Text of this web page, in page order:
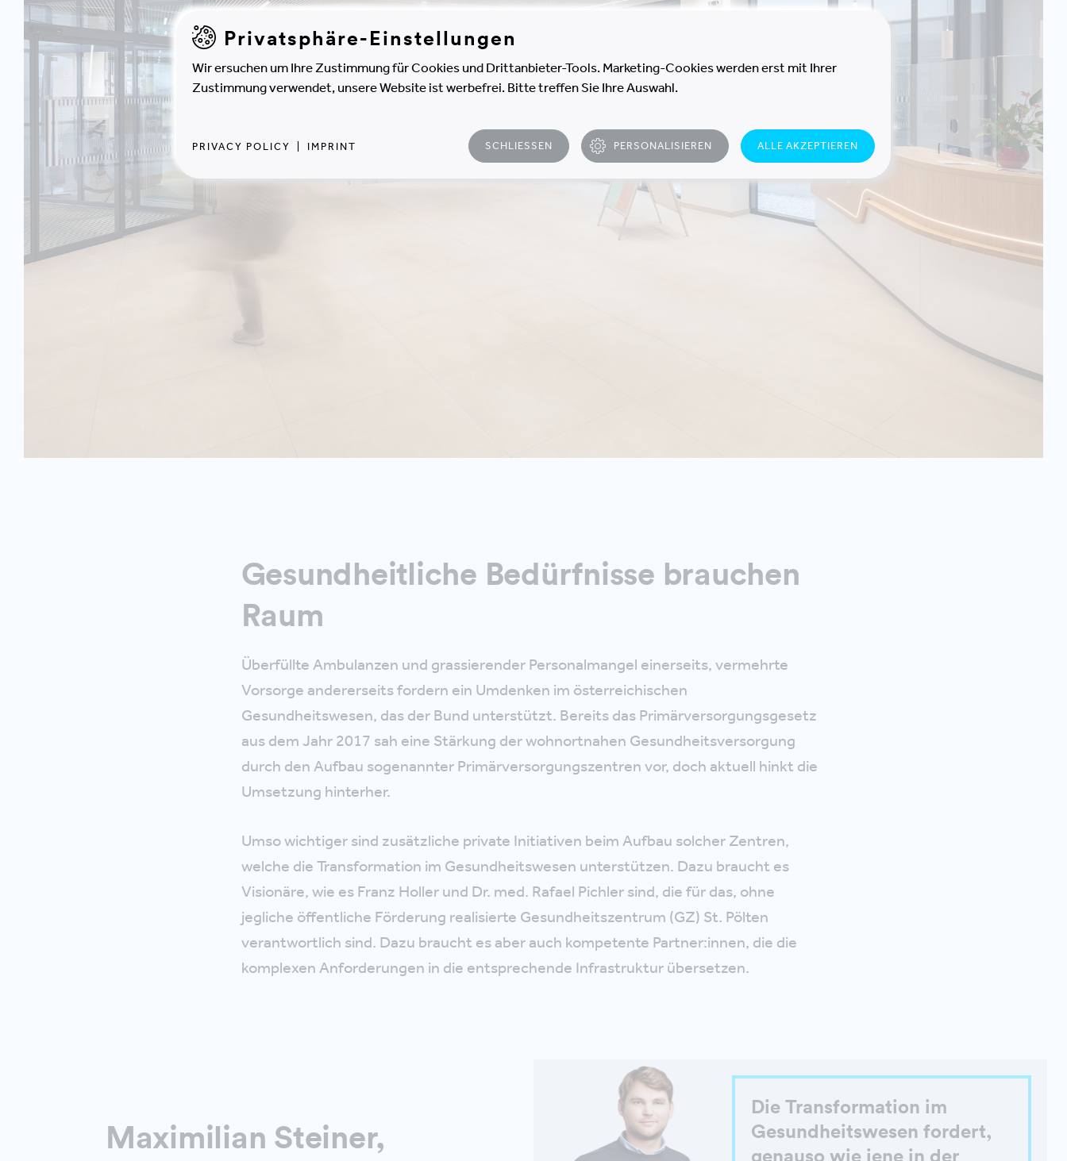
Gesundheitliche Bedürfnisse brauchen
Raum
Überfüllte Ambulanzen und grassierender Personalmangel einerseits, vermehrte
Vorsorge andererseits fordern ein Umdenken im österreichischen
Gesundheitswesen, das der Bund unterstützt. Bereits das Primärversorgungsgesetz
aus dem Jahr 2017 sah eine Stärkung der wohnortnahen Gesundheitsversorgung
durch den Aufbau sogenannter Primärversorgungszentren vor, doch aktuell hinkt die
Umsetzung hinterher.
Umso wichtiger sind zusätzliche private Initiativen beim Aufbau solcher Zentren,
welche die Transformation im Gesundheitswesen unterstützen. Dazu braucht es
Visionäre, wie es Franz Holler und Dr. med. Rafael Pichler sind, die für das, ohne
jegliche öffentliche Förderung realisierte Gesundheitszentrum (GZ) St. Pölten
verantwortlich sind. Dazu braucht es aber auch kompetente Partner:innen, die die
komplexen Anforderungen in die entsprechende Infrastruktur übersetzen.
Maximilian Steiner,
Die Transformation im
Gesundheitswesen fordert,
genauso wie jene in der
Privatsphäre-Einstellungen
Wir ersuchen um Ihre Zustimmung für Cookies und Drittanbieter-Tools. Marketing-Cookies werden erst mit Ihrer
Zustimmung verwendet, unsere Website ist werbefrei. Bitte treffen Sie Ihre Auswahl.
PRIVACY POLICY IMPRINT SCHLIESSEN PERSONALISIEREN ALLE AKZEPTIEREN